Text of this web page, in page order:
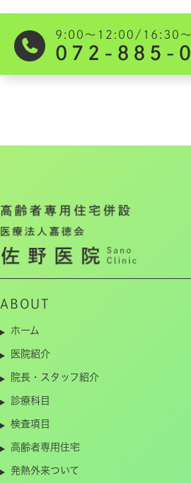
ABOUT
ホーム
医院紹介
院長・スタッフ紹介
診療科目
検査項目
高齢者専用住宅
発熱外来ついて